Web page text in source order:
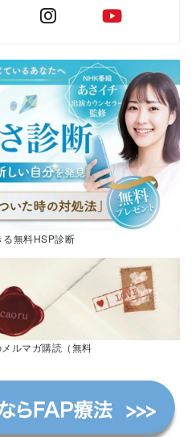
る無料HSP診断
ルマガ購読（無料